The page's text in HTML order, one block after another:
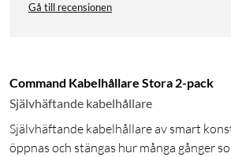
Gå till recensionen
Command Kabelhållare Stora 2-pack
Självhäftande kabelhållare
Självhäftande kabelhållare av smart
öppnas och stängas hur många gånger